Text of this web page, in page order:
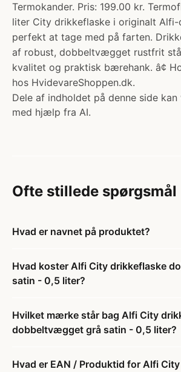
Termokander. Pris: 199.00 kr.
liter City drikkeflaske i originalt Alfi-
perfekt at tage med på farten.
af robust, dobbeltvægget rustfrit
kvalitet og praktisk bærehank. â¢
hos HvidevareShoppen.dk.
Dele af indholdet på denne side
med hjælp fra AI.
Ofte stillede spørgsmål
Hvad er navnet på produktet?
Hvad koster Alfi City drikkeflaske
satin - 0,5 liter?
Hvilket mærke står bag Alfi City
dobbeltvægget grå satin - 0,5 liter?
Hvad er EAN / Produktid for Alfi